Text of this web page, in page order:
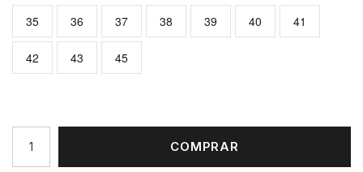
35 36 37 38 39 40 41
42 43 45
COMPRAR